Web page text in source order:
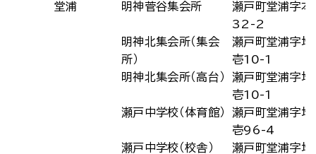
堂浦 明神菅谷集会所
瀬戸町堂浦字本
32-2
明神北集会所（集会
所）
瀬戸町堂浦字地
壱10-1
明神北集会所（高台）
瀬戸町堂浦字地
壱10-1
瀬戸中学校（体育館）
瀬戸町堂浦字地
壱96-4
瀬戸中学校（校舎）
瀬戸町堂浦字地